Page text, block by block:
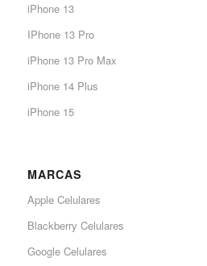
iPhone 13
IPhone 13 Pro
iPhone 13 Pro Max
iPhone 14 Plus
iPhone 15
MARCAS
Apple Celulares
Blackberry Celulares
Google Celulares